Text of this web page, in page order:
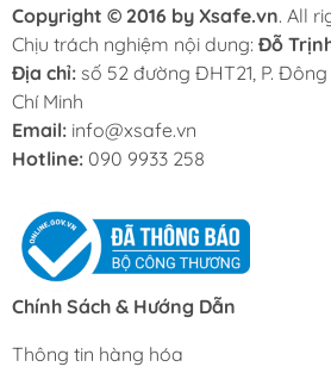
Copyright © 2016 by Xsafe.vn. All
Chịu trách nghiệm nội dung: Đỗ
Địa chỉ: số 52 đường ĐHT21, P.
Chí Minh
Email: info@xsafe.vn
Hotline: 090 9933 258
Chính Sách & Hướng Dẫn
Thông tin hàng hóa